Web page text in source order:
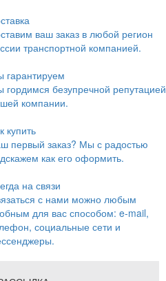
ваш заказ в любой регион
транспортной компанией.
гарантируем
гордимся безупречной репутацией
компании.
купить
первый заказ? Мы с радостью
как его оформить.
на связи
с нами можно любым
для вас способом: e-mail,
социальные сети и